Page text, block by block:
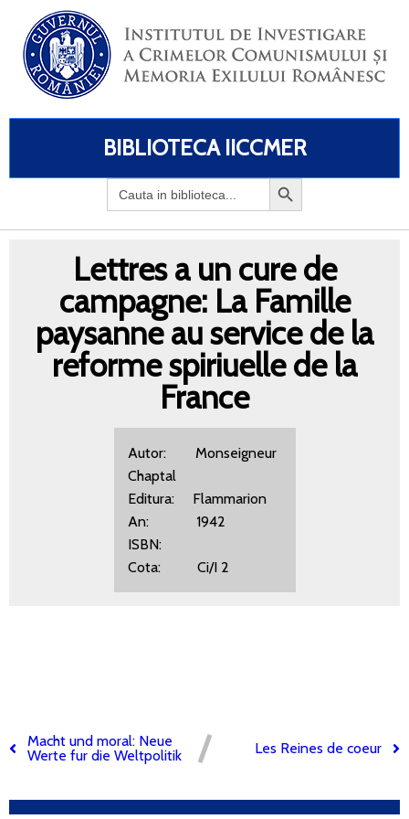
BIBLIOTECA IICCMER
Search
for:
Lettres a un cure de
campagne: La Famille
paysanne au service de la
reforme spiriuelle de la
France
Autor: Monseigneur
Chaptal
Editura: Flammarion
An: 1942
ISBN:
Cota: Ci/I 2
Macht und moral: Neue
Werte fur die Weltpolitik
Les Reines de coeur